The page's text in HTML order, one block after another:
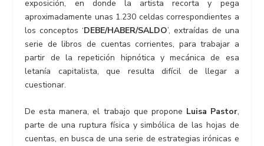
exposición, en donde la artista recorta y pega
aproximadamente unas 1.230 celdas correspondientes a
los conceptos ‘DEBE/HABER/SALDO’, extraídas de una
serie de libros de cuentas corrientes, para trabajar a
partir de la repetición hipnótica y mecánica de esa
letanía capitalista, que resulta difícil de llegar a
cuestionar.
De esta manera, el trabajo que propone Luisa Pastor,
parte de una ruptura física y simbólica de las hojas de
cuentas, en busca de una serie de estrategias irónicas e